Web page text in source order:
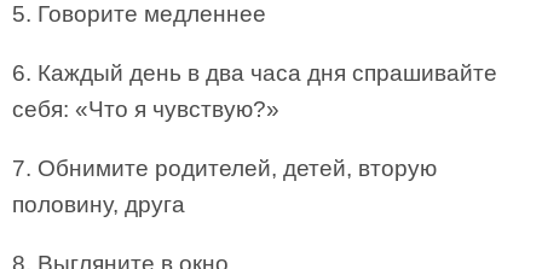
5. Говорите медленнее
6. Каждый день в два часа дня спрашивайте
себя: «Что я чувствую?»
7. Обнимите родителей, детей, вторую
половину, друга
8. Выгляните в окно